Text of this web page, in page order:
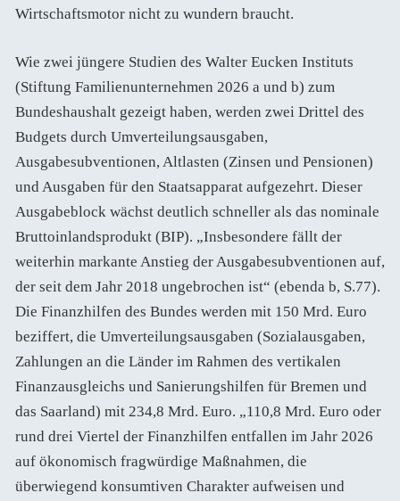
Wirtschaftsmotor nicht zu wundern braucht.
Wie zwei jüngere Studien des Walter Eucken Instituts
(Stiftung Familienunternehmen 2026 a und b) zum
Bundeshaushalt gezeigt haben, werden zwei Drittel des
Budgets durch Umverteilungsausgaben,
Ausgabesubventionen, Altlasten (Zinsen und Pensionen)
und Ausgaben für den Staatsapparat aufgezehrt. Dieser
Ausgabeblock wächst deutlich schneller als das nominale
Bruttoinlandsprodukt (BIP). „Insbesondere fällt der
weiterhin markante Anstieg der Ausgabesubventionen auf,
der seit dem Jahr 2018 ungebrochen ist“ (ebenda b, S.77).
Die Finanzhilfen des Bundes werden mit 150 Mrd. Euro
beziffert, die Umverteilungsausgaben (Sozialausgaben,
Zahlungen an die Länder im Rahmen des vertikalen
Finanzausgleichs und Sanierungshilfen für Bremen und
das Saarland) mit 234,8 Mrd. Euro. „110,8 Mrd. Euro oder
rund drei Viertel der Finanzhilfen entfallen im Jahr 2026
auf ökonomisch fragwürdige Maßnahmen, die
überwiegend konsumtiven Charakter aufweisen und